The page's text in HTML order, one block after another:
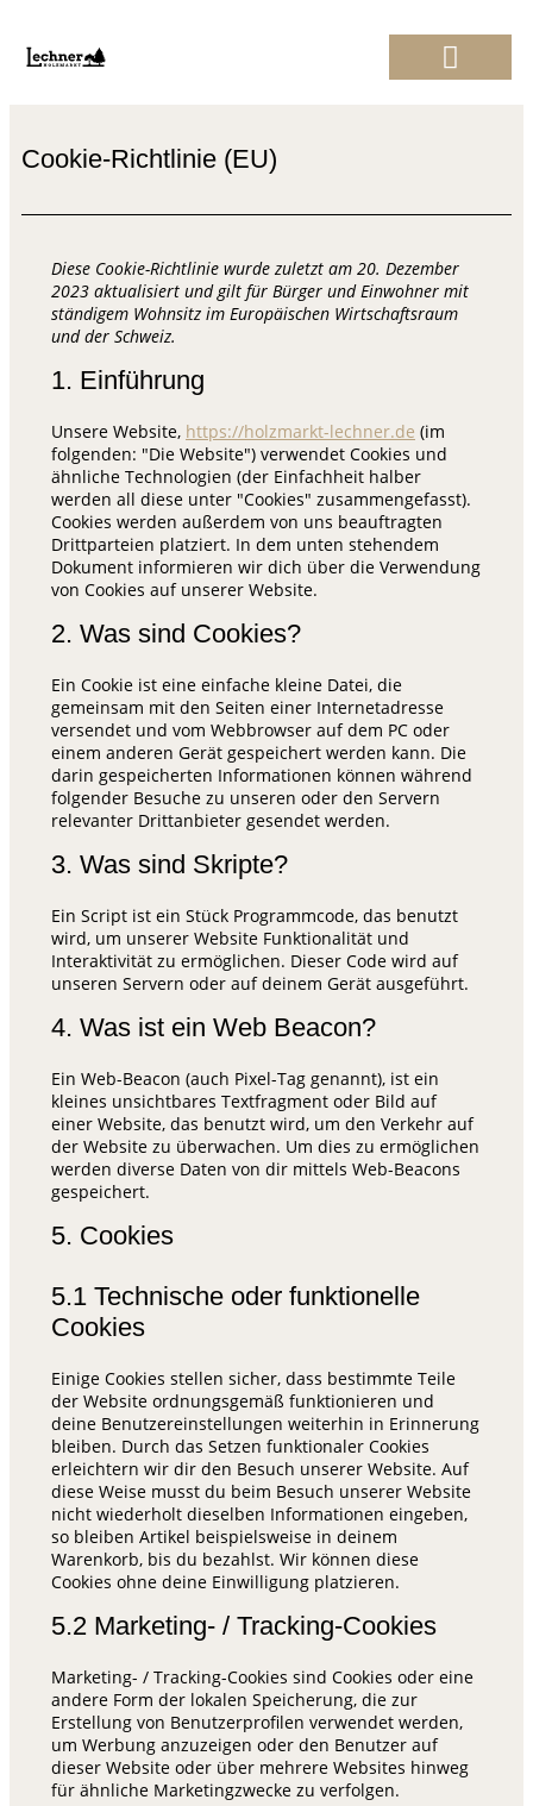
Cookie-Richtlinie (EU)
Diese Cookie-Richtlinie wurde zuletzt am 20. Dezember
2023 aktualisiert und gilt für Bürger und Einwohner mit
ständigem Wohnsitz im Europäischen Wirtschaftsraum
und der Schweiz.
1. Einführung
Unsere Website, https://holzmarkt-lechner.de (im
folgenden: "Die Website") verwendet Cookies und
ähnliche Technologien (der Einfachheit halber
werden all diese unter "Cookies" zusammengefasst).
Cookies werden außerdem von uns beauftragten
Drittparteien platziert. In dem unten stehendem
Dokument informieren wir dich über die Verwendung
von Cookies auf unserer Website.
2. Was sind Cookies?
Ein Cookie ist eine einfache kleine Datei, die
gemeinsam mit den Seiten einer Internetadresse
versendet und vom Webbrowser auf dem PC oder
einem anderen Gerät gespeichert werden kann. Die
darin gespeicherten Informationen können während
folgender Besuche zu unseren oder den Servern
relevanter Drittanbieter gesendet werden.
3. Was sind Skripte?
Ein Script ist ein Stück Programmcode, das benutzt
wird, um unserer Website Funktionalität und
Interaktivität zu ermöglichen. Dieser Code wird auf
unseren Servern oder auf deinem Gerät ausgeführt.
4. Was ist ein Web Beacon?
Ein Web-Beacon (auch Pixel-Tag genannt), ist ein
kleines unsichtbares Textfragment oder Bild auf
einer Website, das benutzt wird, um den Verkehr auf
der Website zu überwachen. Um dies zu ermöglichen
werden diverse Daten von dir mittels Web-Beacons
gespeichert.
5. Cookies
5.1 Technische oder funktionelle
Cookies
Einige Cookies stellen sicher, dass bestimmte Teile
der Website ordnungsgemäß funktionieren und
deine Benutzereinstellungen weiterhin in Erinnerung
bleiben. Durch das Setzen funktionaler Cookies
erleichtern wir dir den Besuch unserer Website. Auf
diese Weise musst du beim Besuch unserer Website
nicht wiederholt dieselben Informationen eingeben,
so bleiben Artikel beispielsweise in deinem
Warenkorb, bis du bezahlst. Wir können diese
Cookies ohne deine Einwilligung platzieren.
5.2 Marketing- / Tracking-Cookies
Marketing- / Tracking-Cookies sind Cookies oder eine
andere Form der lokalen Speicherung, die zur
Erstellung von Benutzerprofilen verwendet werden,
um Werbung anzuzeigen oder den Benutzer auf
dieser Website oder über mehrere Websites hinweg
für ähnliche Marketingzwecke zu verfolgen.